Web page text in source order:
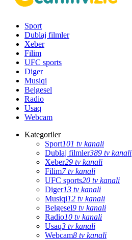
Sport
Dublaj filmler
Xeber
Filim
UFC sports
Diger
Musiqi
Belgesel
Radio
Usaq
Webcam
Kategoriler
Sport101 tv kanali
Dublaj filmler389 tv kanali
Xeber29 tv kanali
Filim7 tv kanali
UFC sports20 tv kanali
Diger13 tv kanali
Musiqi12 tv kanali
Belgesel9 tv kanali
Radio10 tv kanali
Usaq3 tv kanali
Webcam8 tv kanali